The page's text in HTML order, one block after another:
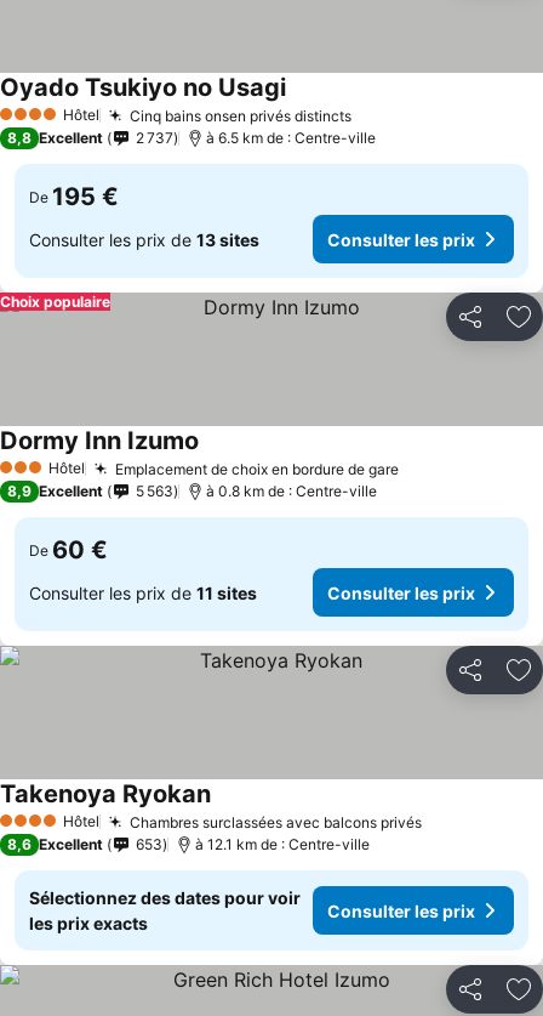
4 Étoiles Hôtel Cinq bains onsen privés distincts
Oyado Tsukiyo no Usagi
8,8 Excellent 2 737 à 6.5 km de : Centre-ville
De 195 €
Consulter les prix de 13 sites Consulter les prix
Partager
Choix populaire
3 ÉtoilesHôtel Emplacement de choix en bordure de gare
Dormy Inn Izumo
8,9 Excellent 5 563 à 0.8 km de : Centre-ville
De 60 €
Consulter les prix de 11 sites Consulter les prix
Partager
4 Étoiles Hôtel Chambres surclassées avec balcons privés
Takenoya Ryokan
8,6 Excellent 653 à 12.1 km de : Centre-ville
Sélectionnez des dates pour voir
les prix exacts
Consulter les prix
Partager